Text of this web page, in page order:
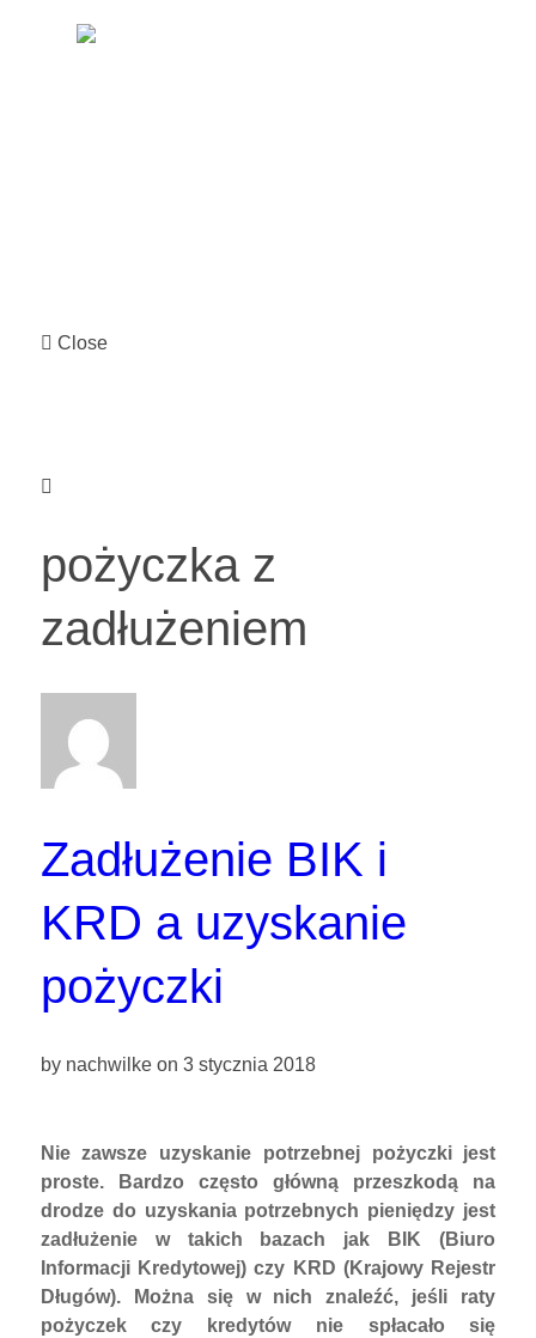
Close
pożyczka z
zadłużeniem
Zadłużenie BIK i
KRD a uzyskanie
pożyczki
by nachwilkeon 3 stycznia 2018
Nie zawsze uzyskanie potrzebnej pożyczki jest
proste. Bardzo często główną przeszkodą na
drodze do uzyskania potrzebnych pieniędzy jest
zadłużenie w takich bazach jak BIK (Biuro
Informacji Kredytowej) czy KRD (Krajowy Rejestr
Długów). Można się w nich znaleźć, jeśli raty
pożyczek czy kredytów nie spłacało się